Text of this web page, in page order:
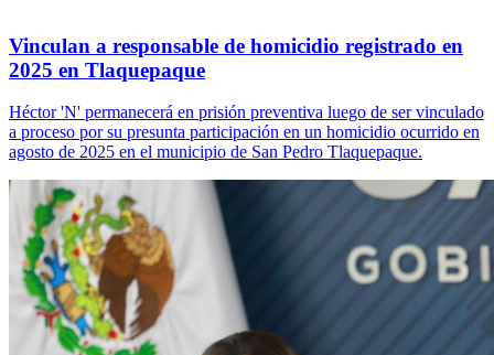
Vinculan a responsable de homicidio registrado en
2025 en Tlaquepaque
Héctor 'N' permanecerá en prisión preventiva luego de ser vinculado
a proceso por su presunta participación en un homicidio ocurrido en
agosto de 2025 en el municipio de San Pedro Tlaquepaque.